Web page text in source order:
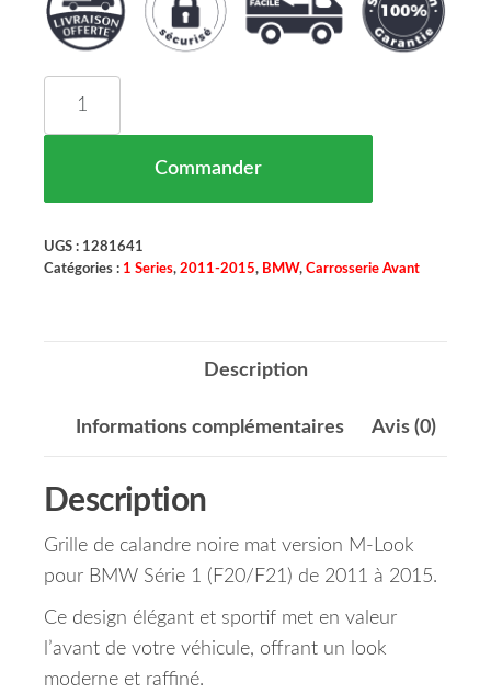
Commander
UGS : 1281641
Catégories : 1 Series, 2011-2015, BMW, Carrosserie Avant
Description
Informations complémentaires Avis (0)
Description
Grille de calandre noire mat version M-Look
pour BMW Série 1 (F20/F21) de 2011 à 2015.
Ce design élégant et sportif met en valeur
l’avant de votre véhicule, offrant un look
moderne et raffiné.